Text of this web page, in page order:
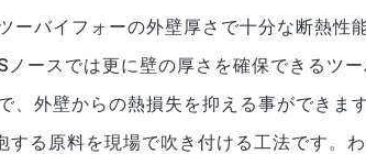
ーバイフォーの外壁厚さで十分な断熱性
ースでは更に壁の厚さを確保できるツー
、外壁からの熱損失を抑える事ができま
る原料を現場で吹き付ける工法です。